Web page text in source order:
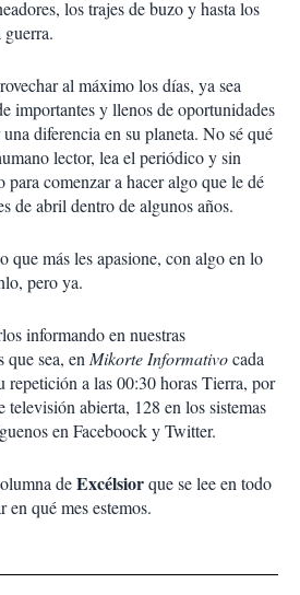
los trajes de buzo y hasta los
guerra.
al máximo los días, ya sea
importantes y llenos de oportunidades
diferencia en su planeta. No sé qué
lector, lea el periódico y sin
para comenzar a hacer algo que le dé
de abril dentro de algunos años.
que más les apasione, con algo en lo
pero ya.
informando en nuestras
que sea, en Mikorte Informativocada
repetición a las 00:30 horas Tierra, por
televisión abierta, 128 en los sistemas
en Faceboock y Twitter.
deExcélsiorque se lee en todo
qué mes estemos.